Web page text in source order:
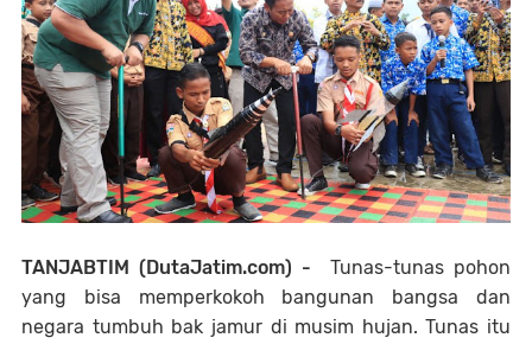
TANJABTIM (DutaJatim.com) - Tunas-tunas pohon
yang bisa memperkokoh bangunan bangsa dan
negara tumbuh bak jamur di musim hujan. Tunas itu